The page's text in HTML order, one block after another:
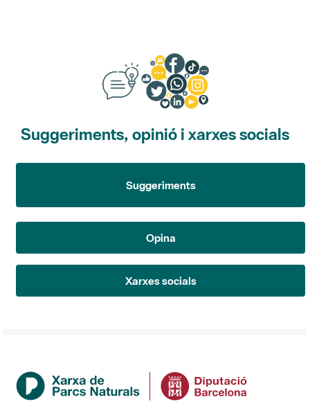
Suggeriments, opinió i xarxes socials
Suggeriments
Opina
Xarxes socials
Institució